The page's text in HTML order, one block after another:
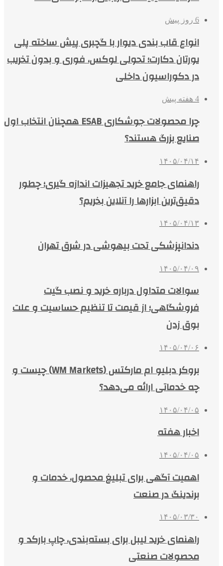
6 روز پیش
انواع قاب بندی دیوار با گچبری پیش ساخته پلی
یورتان دکارت؛ تحولی لوکس، فوری و بدون تخریب
در دکوراسیون داخلی
4 هفته پیش
چرا محصولات جوشکاری ESAB همچنان انتخاب اول
صنایع بزرگ هستند؟
۱۴۰۵/۰۴/۱۴
راهنمای جامع خرید تجهیزات اندازه گیری؛ چطور
دقیق‌ترین ابزارها را آنلاین بخریم؟
۱۴۰۵/۰۴/۱۳
دندانپزشکی تحت بیهوشی در شرق تهران
۱۴۰۵/۰۴/۰۹
سوالات متداول درباره خرید و نصب گیت
فروشگاهی؛ از قیمت تا تنظیم حساسیت و علت
بوق زدن
۱۴۰۵/۰۴/۰۶
بروکر دبلیو ام مارکتس (WM Markets) چیست و
چه خدماتی ارائه می‌دهد؟
۱۴۰۵/۰۴/۰۵
اخبار هفته
۱۴۰۵/۰۴/۰۵
اهمیت آگهی برای تبلیغ محصول، خدمات و
برندینگ در صنعت
۱۴۰۵/۰۳/۳۰
راهنمای خرید لیبل برای بسته‌بندی، چاپ بارکد و
محصولات صنعتی